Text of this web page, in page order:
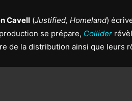
Cavell (Justified, Homeland)
se prépare, Collider
de la distribution ainsi que leurs